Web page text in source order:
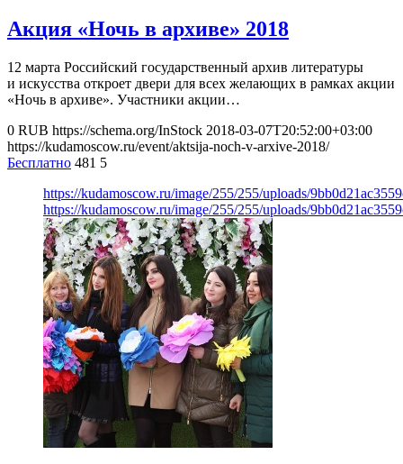
Акция «Ночь в архиве» 2018
12 марта Российский государственный архив литературы
и искусства откроет двери для всех желающих в рамках акции
«Ночь в архиве». Участники акции…
0 RUB https://schema.org/InStock 2018-03-07T20:52:00+03:00
https://kudamoscow.ru/event/aktsija-noch-v-arxive-2018/
Бесплатно 481 5
https://kudamoscow.ru/image/255/255/uploads/
https://kudamoscow.ru/image/255/255/uploads/